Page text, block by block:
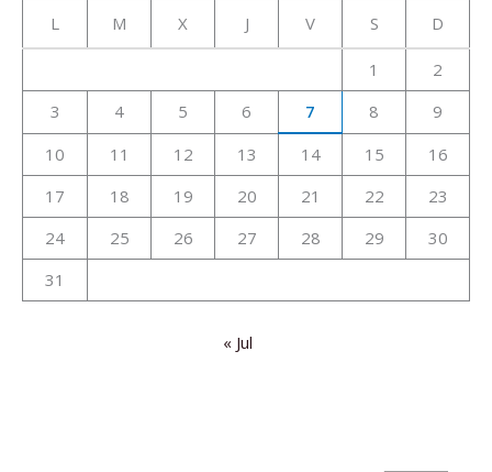
L M X J V S D
1
2
3
4 5 6 7 8
9
10
11 12 13 14 15
16
17
18 19 20 21 22
23
24
25 26 27 28 29
30
31
« Jul